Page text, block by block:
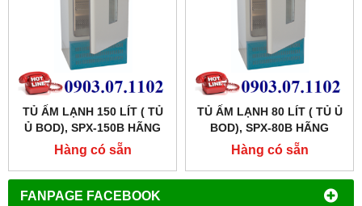
FANPAGE FACEBOOK
TỦ ẤM LẠNH 150 LÍT ( TỦ
Ủ BOD), SPX-150B HÃNG
XINGCHEN SHKT
Hàng có sẵn
TỦ ẤM LẠNH 80 LÍT ( TỦ Ủ
BOD), SPX-80B HÃNG
XINGCHEN SHKT
Hàng có sẵn